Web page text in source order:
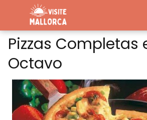
Pizzas Completas
Octavo